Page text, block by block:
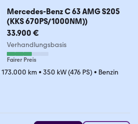
Mercedes-Benz C 63 AMG S205
(KKS 670PS/1000NM))
33.900 €
Verhandlungsbasis
Fairer Preis
173.000 km • 350 kW (476 PS) • Benzin